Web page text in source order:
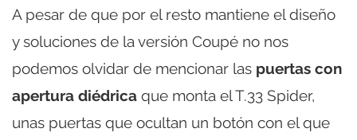
A pesar de que por el resto mantiene el diseño
y soluciones de la versión Coupé no nos
podemos olvidar de mencionar las puertas con
apertura diédrica que monta el T.33 Spider,
unas puertas que ocultan un botón con el que